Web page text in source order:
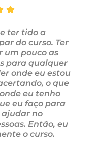
ter tido a
do curso. Ter
um pouco as
para qualquer
onde eu estou
o que
eu tenho
eu faço para
ajudar no
Então, eu
o curso.